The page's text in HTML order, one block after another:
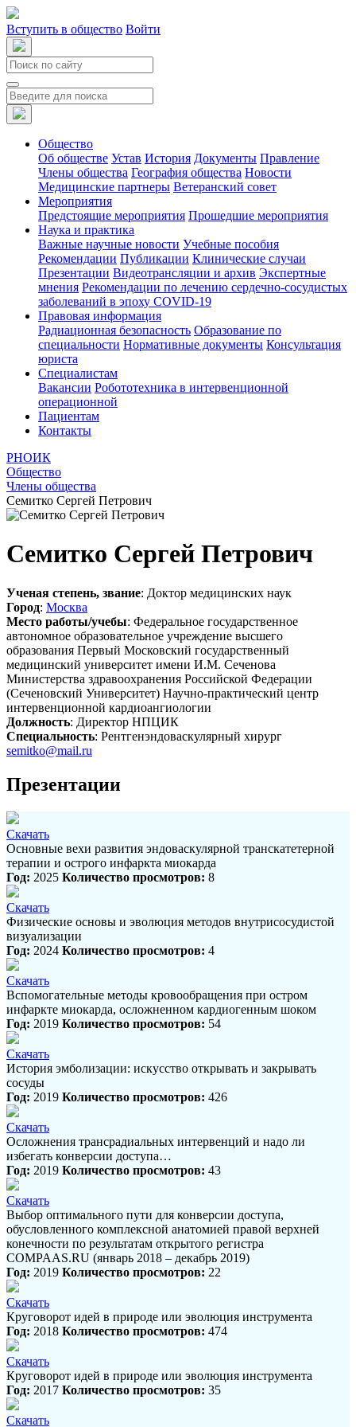
Вступить в общество Войти
Общество
Об обществе Устав История Документы Правление
Члены общества География общества Новости
Медицинские партнеры Ветеранский совет
Мероприятия
Предстоящие мероприятия Прошедшие мероприятия
Наука и практика
Важные научные новости Учебные пособия
Рекомендации Публикации Клинические случаи
Презентации Видеотрансляции и архив Экспертные
мнения Рекомендации по лечению сердечно-сосудистых
заболеваний в эпоху COVID-19
Правовая информация
Радиационная безопасность Образование по
специальности Нормативные документы Консультация
юриста
Специалистам
Вакансии Робототехника в интервенционной
операционной
Пациентам
Контакты
РНОИК
Общество
Члены общества
Семитко Сергей Петрович
Семитко Сергей Петрович
Ученая степень, звание: Доктор медицинских наук
Город: Москва
Место работы/учебы: Федеральное государственное
автономное образовательное учреждение высшего
образования Первый Московский государственный
медицинский университет имени И.М. Сеченова
Министерства здравоохранения Российской Федерации
(Сеченовский Университет) Научно-практический центр
интервенционной кардиоангиологии
Должность: Директор НПЦИК
Специальность: Рентгенэндоваскулярный хирург
semitko@mail.ru
Презентации
Скачать
Основные вехи развития эндоваскулярной транскатетерной
терапии и острого инфаркта миокарда
Год: 2025 Количество просмотров: 8
Скачать
Физические основы и эволюция методов внутрисосудистой
визуализации
Год: 2024 Количество просмотров: 4
Скачать
Вспомогательные методы кровообращения при остром
инфаркте миокарда, осложненном кардиогенным шоком
Год: 2019 Количество просмотров: 54
Скачать
История эмболизации: искусство открывать и закрывать
сосуды
Год: 2019 Количество просмотров: 426
Скачать
Осложнения трансрадиальных интервенций и надо ли
избегать конверсии доступа…
Год: 2019 Количество просмотров: 43
Скачать
Выбор оптимального пути для конверсии доступа,
обусловленного комплексной анатомией правой верхней
конечности по результатам открытого регистра
COMPAAS.RU (январь 2018 – декабрь 2019)
Год: 2019 Количество просмотров: 22
Скачать
Круговорот идей в природе или эволюция инструмента
Год: 2018 Количество просмотров: 474
Скачать
Круговорот идей в природе или эволюция инструмента
Год: 2017 Количество просмотров: 35
Скачать